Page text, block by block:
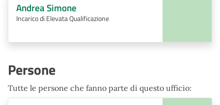
Andrea Simone
Incarico di Elevata Qualificazione
Persone
Tutte le persone che fanno parte di questo ufficio: